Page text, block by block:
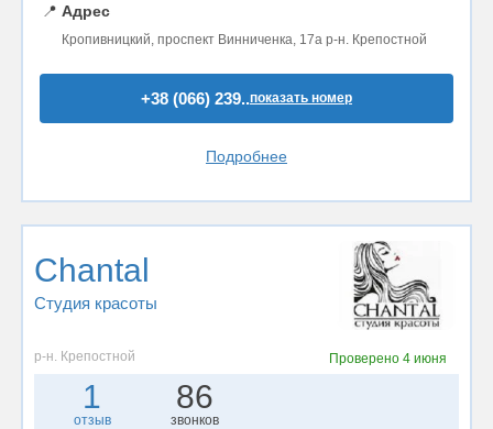
📍 Адрес
Кропивницкий, проспект Винниченка, 17а р-н. Крепостной
+38 (066) 239..показать номер
Подробнее
Chantal
Студия красоты
р-н. Крепостной Проверено4 июня
1
отзыв
86
звонков